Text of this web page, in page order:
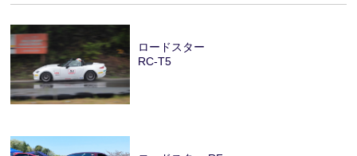
ロードスター
RC-T5